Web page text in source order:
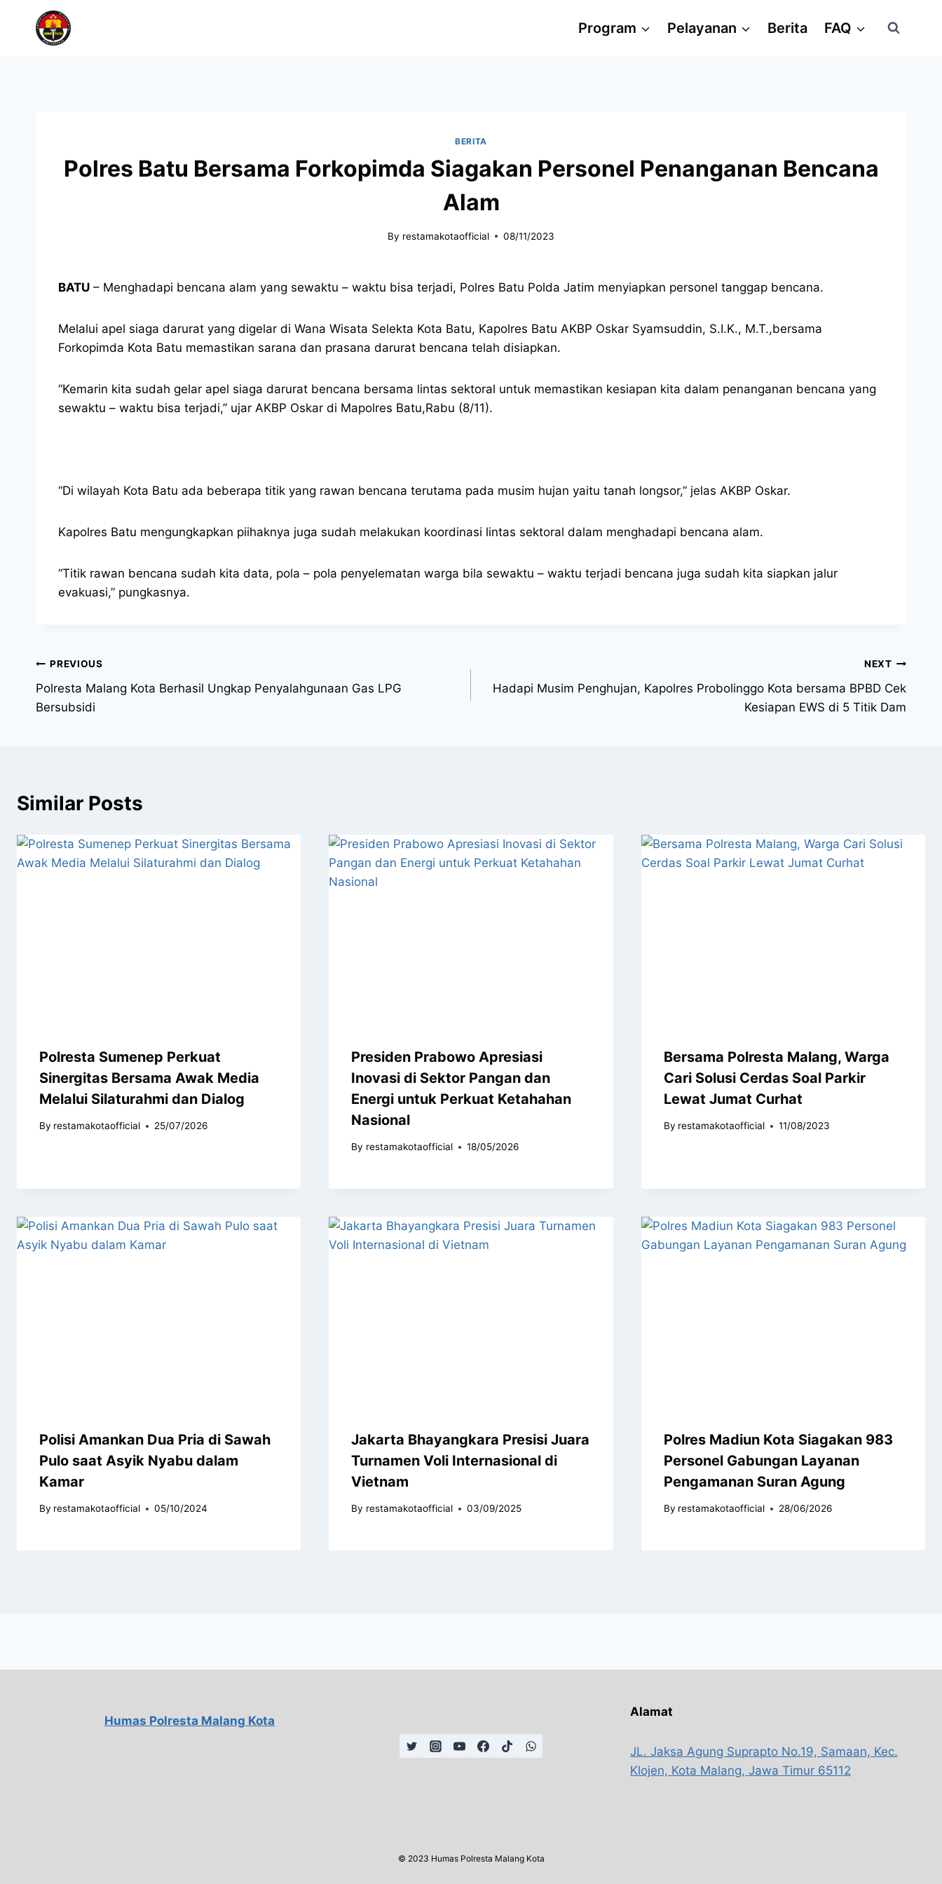
Program Pelayanan Berita FAQ
BERITA
Polres Batu Bersama Forkopimda Siagakan Personel Penanganan Bencana
Alam
By restamakotaofficial 08/11/2023
BATU – Menghadapi bencana alam yang sewaktu – waktu bisa terjadi, Polres Batu Polda Jatim menyiapkan personel tanggap bencana.
Melalui apel siaga darurat yang digelar di Wana Wisata Selekta Kota Batu, Kapolres Batu AKBP Oskar Syamsuddin, S.I.K., M.T.,bersama
Forkopimda Kota Batu memastikan sarana dan prasana darurat bencana telah disiapkan.
“Kemarin kita sudah gelar apel siaga darurat bencana bersama lintas sektoral untuk memastikan kesiapan kita dalam penanganan bencana yang
sewaktu – waktu bisa terjadi,” ujar AKBP Oskar di Mapolres Batu,Rabu (8/11).
“Di wilayah Kota Batu ada beberapa titik yang rawan bencana terutama pada musim hujan yaitu tanah longsor,” jelas AKBP Oskar.
Kapolres Batu mengungkapkan piihaknya juga sudah melakukan koordinasi lintas sektoral dalam menghadapi bencana alam.
“Titik rawan bencana sudah kita data, pola – pola penyelematan warga bila sewaktu – waktu terjadi bencana juga sudah kita siapkan jalur
evakuasi,” pungkasnya.
PREVIOUS
Polresta Malang Kota Berhasil Ungkap Penyalahgunaan Gas LPG
Bersubsidi
NEXT
Hadapi Musim Penghujan, Kapolres Probolinggo Kota bersama BPBD Cek
Kesiapan EWS di 5 Titik Dam
Similar Posts
Polresta Sumenep Perkuat
Sinergitas Bersama Awak Media
Melalui Silaturahmi dan Dialog
By restamakotaofficial 25/07/2026
Presiden Prabowo Apresiasi
Inovasi di Sektor Pangan dan
Energi untuk Perkuat Ketahahan
Nasional
By restamakotaofficial 18/05/2026
Bersama Polresta Malang, Warga
Cari Solusi Cerdas Soal Parkir
Lewat Jumat Curhat
By restamakotaofficial 11/08/2023
Polisi Amankan Dua Pria di Sawah
Pulo saat Asyik Nyabu dalam
Kamar
By restamakotaofficial 05/10/2024
Jakarta Bhayangkara Presisi Juara
Turnamen Voli Internasional di
Vietnam
By restamakotaofficial 03/09/2025
Polres Madiun Kota Siagakan 983
Personel Gabungan Layanan
Pengamanan Suran Agung
By restamakotaofficial 28/06/2026
Humas Polresta Malang Kota
Alamat
JL. Jaksa Agung Suprapto No.19, Samaan, Kec.
Klojen, Kota Malang, Jawa Timur 65112
© 2023 Humas Polresta Malang Kota